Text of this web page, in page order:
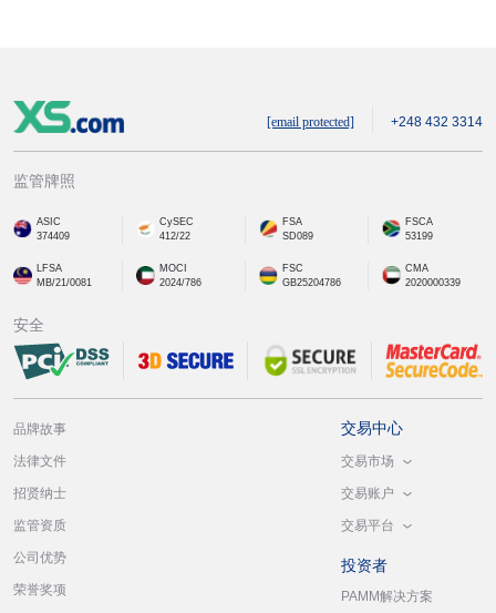
[email protected] +248 432 3314
监管牌照
ASIC
374409
CySEC
412/22
FSA
SD089
FSCA
53199
LFSA
MB/21/0081
MOCI
2024/786
FSC
GB25204786
CMA
2020000339
安全
品牌故事
法律文件
招贤纳士
监管资质
公司优势
荣誉奖项
交易中心
交易市场
交易账户
交易平台
投资者
PAMM解决方案